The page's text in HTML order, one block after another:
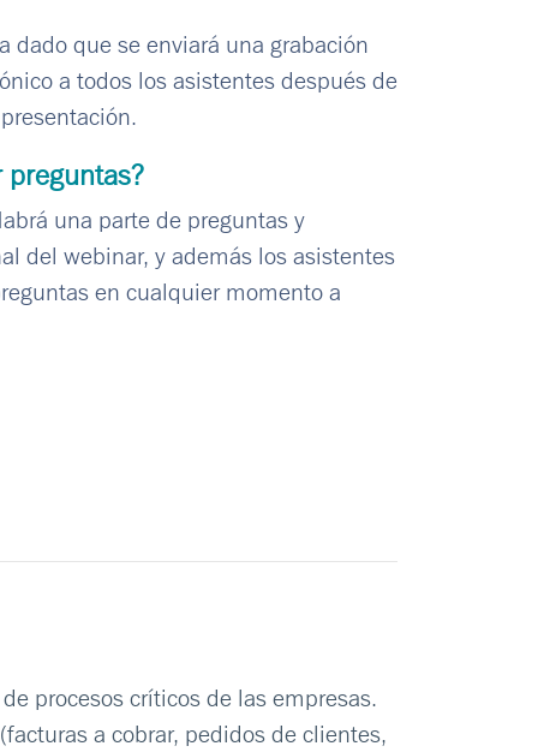
procesos críticos de las empresas.
a cobrar, pedidos de clientes,
dado que se enviará una grabación
a todos los asistentes después de
preguntas?
una parte de preguntas y
del webinar, y además los asistentes
en cualquier momento a